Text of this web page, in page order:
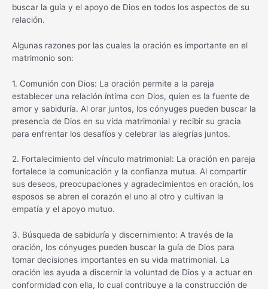
buscar la guía y el apoyo de Dios en todos los aspectos de su
relación.
Algunas razones por las cuales la oración es importante en el
matrimonio son:
1. Comunión con Dios: La oración permite a la pareja
establecer una relación íntima con Dios, quien es la fuente de
amor y sabiduría. Al orar juntos, los cónyuges pueden buscar la
presencia de Dios en su vida matrimonial y recibir su gracia
para enfrentar los desafíos y celebrar las alegrías juntos.
2. Fortalecimiento del vínculo matrimonial: La oración en pareja
fortalece la comunicación y la confianza mutua. Al compartir
sus deseos, preocupaciones y agradecimientos en oración, los
esposos se abren el corazón el uno al otro y cultivan la
empatía y el apoyo mutuo.
3. Búsqueda de sabiduría y discernimiento: A través de la
oración, los cónyuges pueden buscar la guía de Dios para
tomar decisiones importantes en su vida matrimonial. La
oración les ayuda a discernir la voluntad de Dios y a actuar en
conformidad con ella, lo cual contribuye a la construcción de